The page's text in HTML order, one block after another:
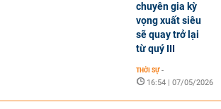
chuyên gia kỳ
vọng xuất siêu
sẽ quay trở lại
từ quý III
THỜI SỰ -
16:54 | 07/05/2026